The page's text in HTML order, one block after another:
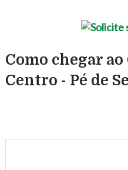
Como chegar
Centro - Pé de